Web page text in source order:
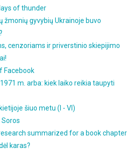
of thunder
žmonių gyvybių Ukrainoje buvo
cenzoriams ir priverstinio skiepijimo
Facebook
m. arba: kiek laiko reikia taupyti
šiuo metu (I - VI)
Soros
summarized for a book chapter
karas?